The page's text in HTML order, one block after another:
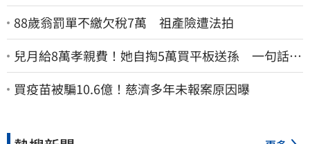
88歲翁罰單不繳欠稅7萬 祖產險遭法拍
兒月給8萬孝親費！她自掏5萬買平板送孫 一句話愣
原地「傷心不已」
買疫苗被騙10.6億！慈濟多年未報案原因曝